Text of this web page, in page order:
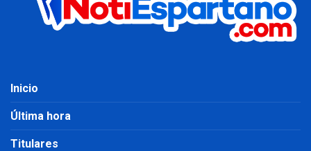
Inicio
Última hora
Titulares